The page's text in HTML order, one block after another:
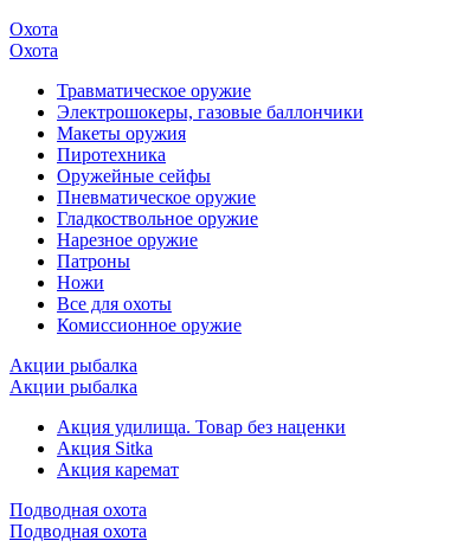
Охота
Охота
Травматическое оружие
Электрошокеры, газовые баллончики
Макеты оружия
Пиротехника
Оружейные сейфы
Пневматическое оружие
Гладкоствольное оружие
Нарезное оружие
Патроны
Ножи
Все для охоты
Комиссионное оружие
Акции рыбалка
Акции рыбалка
Акция удилища. Товар без наценки
Акция Sitka
Акция каремат
Подводная охота
Подводная охота